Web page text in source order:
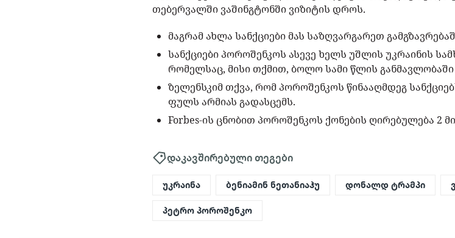
თებერვალში ვაშინგტონში ვიზიტის დროს.
მაგრამ ახლა სანქციები მას საზღვარგარეთ
სანქციები პოროშენკოს ასევე ხელს უშლის უკრაინის
რომელსაც, მისი თქმით, ბოლო სამი წლის
ზელენსკიმ თქვა, რომ პოროშენკოს წინააღმდეგ
ფულს არმიას გადასცემს.
Forbes-ის ცნობით პოროშენკოს ქონების ღირებულება 2
დაკავშირებული თეგები
უკრაინა ბენიამინ ნეთანიაჰუ დონალდ ტრამპი
პეტრო პოროშენკო